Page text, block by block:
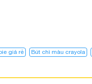
giá rẻ Bút chì màu crayola